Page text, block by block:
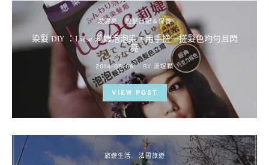
愛漂亮 變髮日記＆保養
染髮 DIY ：Liese 莉婕泡泡染，用手搓一搓髮色均勻且閃
亮
POSTED
ON
2014-05-06 BY 流氓顆
VIEW POST
旅遊生活 法國旅遊